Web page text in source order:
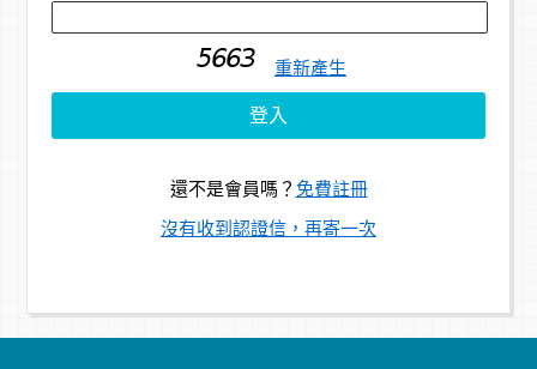
重新產生
還不是會員嗎？ 免費註冊
沒有收到認證信，再寄一次